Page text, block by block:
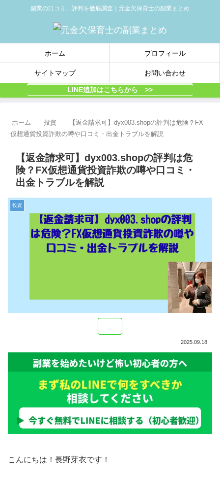
副業の口コミ、評判を徹底調査｜元金欠保育士の副業まとめ
ホーム プロフィール
サイトマップ お問い合わせ
LINE追加はこちらから >>
ホーム 投資
【返金請求可】dyx003.shopの評判は危険？FX
仮想通貨投資詐欺の噂や口コミ・出金トラブルを解説
【返金請求可】dyx003.shopの評判は危
険？FX仮想通貨投資詐欺の噂や口コミ・
出金トラブルを解説
投資
2025.09.18
こんにちは！長野芽衣です！